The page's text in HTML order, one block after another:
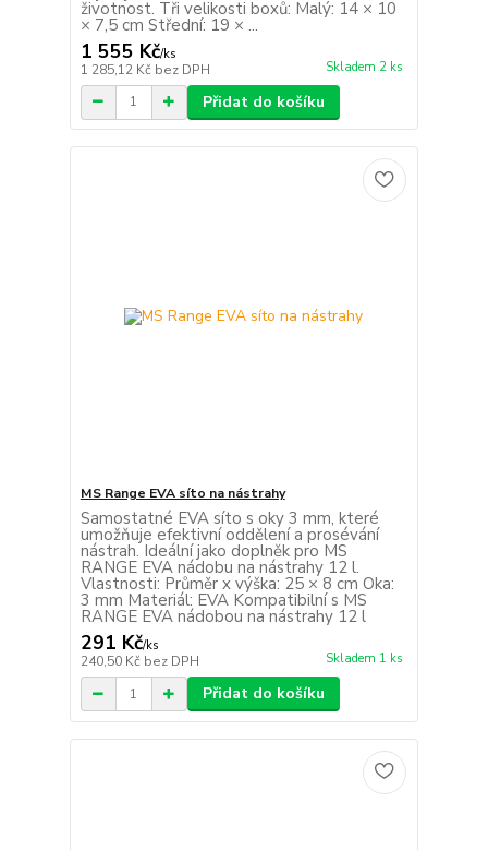
životnost. Tři velikosti boxů: Malý: 14 × 10
× 7,5 cm Střední: 19 × ...
1 555 Kč/ks
1 285,12 Kč bez DPH Skladem 2 ks
Přidat do košíku
MS Range EVA síto na nástrahy
Samostatné EVA síto s oky 3 mm, které
umožňuje efektivní oddělení a prosévání
nástrah. Ideální jako doplněk pro MS
RANGE EVA nádobu na nástrahy 12 l.
Vlastnosti: Průměr x výška: 25 × 8 cm Oka:
3 mm Materiál: EVA Kompatibilní s MS
RANGE EVA nádobou na nástrahy 12 l
291 Kč/ks
240,50 Kč bez DPH Skladem 1 ks
Přidat do košíku